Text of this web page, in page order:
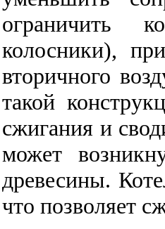
ограничить
колосники),
вторичного
такой
сжигания и
может
древесины.
что позволяет